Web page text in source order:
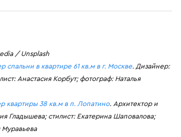
/ Unsplash
спальни в квартире 61 кв.м в г. Москве. Дизайнер:
Анастасия Корбут; фотограф: Наталья
квартиры 38 кв.м в п. Лопатино. Архитектор и
Гладышева; стилист: Екатерина Шаповалова;
Муравьева